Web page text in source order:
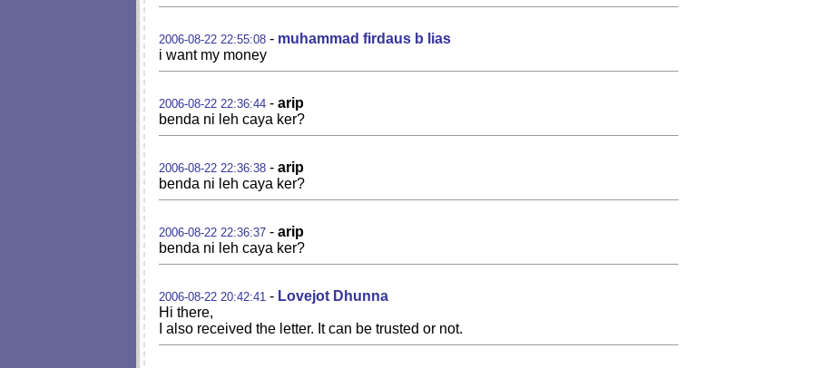
2006-08-22 22:55:08 - muhammad firdaus b lias
i want my money
2006-08-22 22:36:44 - arip
benda ni leh caya ker?
2006-08-22 22:36:38 - arip
benda ni leh caya ker?
2006-08-22 22:36:37 - arip
benda ni leh caya ker?
2006-08-22 20:42:41 - Lovejot Dhunna
Hi there,
I also received the letter. It can be trusted or not.